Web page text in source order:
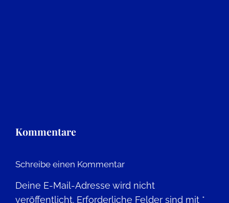
Kommentare
Schreibe einen Kommentar
Deine E-Mail-Adresse wird nicht
veröffentlicht. Erforderliche Felder sind mit *